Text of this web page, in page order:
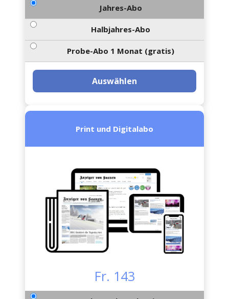
Jahres-Abo
Halbjahres-Abo
Probe-Abo 1 Monat (gratis)
Auswählen
Print und Digitalabo
Fr. 143